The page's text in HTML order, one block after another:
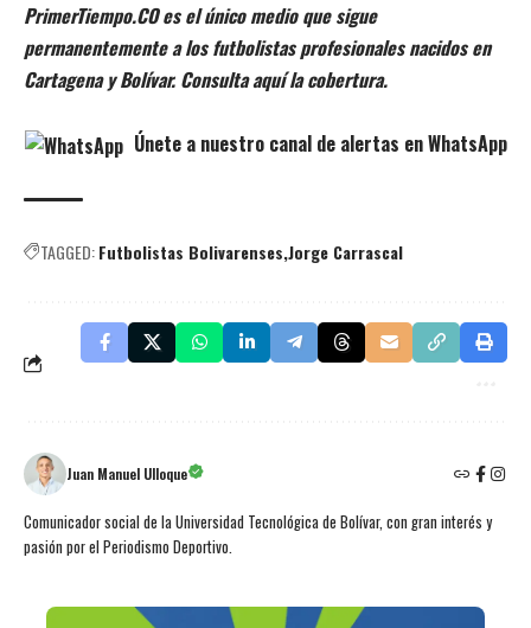
PrimerTiempo.CO es el único medio que sigue
permanentemente a los futbolistas profesionales nacidos en
Cartagena y Bolívar. Consulta aquí la cobertura.
Únete a nuestro canal de alertas en WhatsApp
TAGGED:Futbolistas Bolivarenses Jorge Carrascal
Juan Manuel Ulloque
Comunicador social de la Universidad Tecnológica de Bolívar, con gran interés y
pasión por el Periodismo Deportivo.